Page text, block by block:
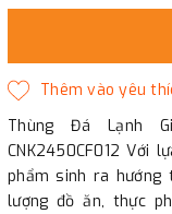
Thùng Đá Lạnh
CNK2450CF012 Với
phẩm sinh ra hướng
lượng đồ ăn, thực